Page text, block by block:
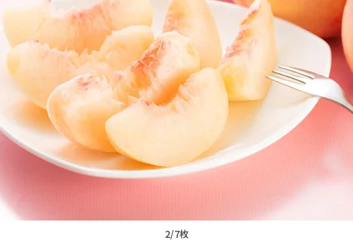
2/7枚